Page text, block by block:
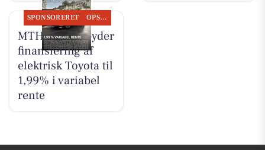
SPONSORERET OPSLAGSTAVLEN
MTH Biler tilbyder
finansiering af
elektrisk Toyota til
1,99% i variabel
rente